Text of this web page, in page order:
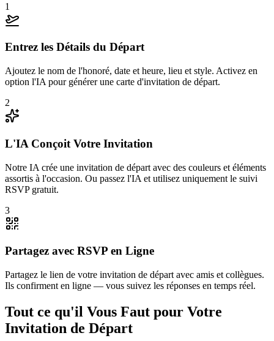
1
Entrez les Détails du Départ
Ajoutez le nom de l'honoré, date et heure, lieu et style. Activez en
option l'IA pour générer une carte d'invitation de départ.
2
L'IA Conçoit Votre Invitation
Notre IA crée une invitation de départ avec des couleurs et éléments
assortis à l'occasion. Ou passez l'IA et utilisez uniquement le suivi
RSVP gratuit.
3
Partagez avec RSVP en Ligne
Partagez le lien de votre invitation de départ avec amis et collègues.
Ils confirment en ligne — vous suivez les réponses en temps réel.
Tout ce qu'il Vous Faut pour Votre
Invitation de Départ